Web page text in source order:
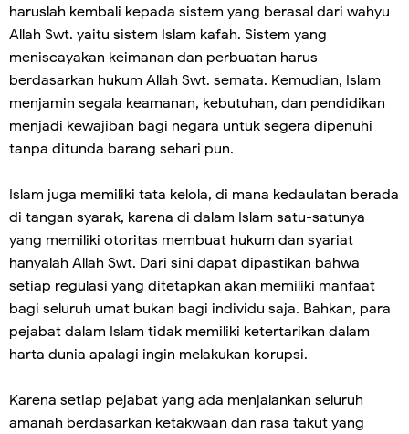
haruslah kembali kepada sistem yang berasal dari wahyu
Allah Swt. yaitu sistem Islam kafah. Sistem yang
meniscayakan keimanan dan perbuatan harus
berdasarkan hukum Allah Swt. semata. Kemudian, Islam
menjamin segala keamanan, kebutuhan, dan pendidikan
menjadi kewajiban bagi negara untuk segera dipenuhi
tanpa ditunda barang sehari pun.
Islam juga memiliki tata kelola, di mana kedaulatan berada
di tangan syarak, karena di dalam Islam satu-satunya
yang memiliki otoritas membuat hukum dan syariat
hanyalah Allah Swt. Dari sini dapat dipastikan bahwa
setiap regulasi yang ditetapkan akan memiliki manfaat
bagi seluruh umat bukan bagi individu saja. Bahkan, para
pejabat dalam Islam tidak memiliki ketertarikan dalam
harta dunia apalagi ingin melakukan korupsi.
Karena setiap pejabat yang ada menjalankan seluruh
amanah berdasarkan ketakwaan dan rasa takut yang